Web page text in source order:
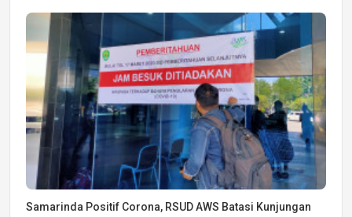
Samarinda Positif Corona, RSUD AWS Batasi Kunjungan